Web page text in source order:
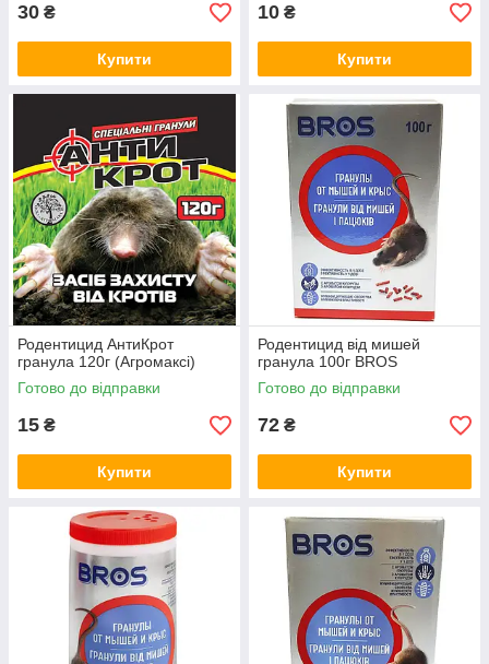
30 ₴
Купити
10 ₴
Купити
Родентицид АнтиКрот
гранула 120г (Агромаксі)
Готово до відправки
15 ₴
Купити
Родентицид від мишей
гранула 100г BROS
Готово до відправки
72 ₴
Купити